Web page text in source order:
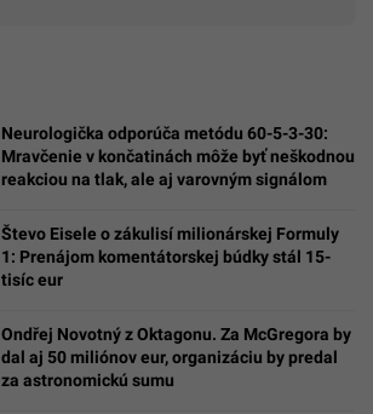
Neurologička odporúča metódu 60-5-3-30:
Mravčenie v končatinách môže byť neškodnou
reakciou na tlak, ale aj varovným signálom
Števo Eisele o zákulisí milionárskej Formuly
1: Prenájom komentátorskej búdky stál 15-
tisíc eur
Ondřej Novotný z Oktagonu. Za McGregora by
dal aj 50 miliónov eur, organizáciu by predal
za astronomickú sumu